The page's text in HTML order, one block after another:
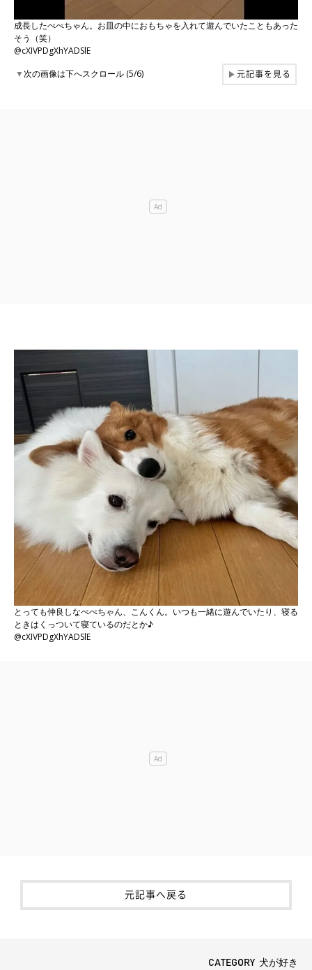
成長したぺぺちゃん。お皿の中におもちゃを入れて遊んでいたこともあった
そう（笑）
@cXIVPDgXhYADSlE
▼次の画像は下へスクロール (5/6) ▶元記事を見る
とっても仲良しなぺぺちゃん、こんくん。いつも一緒に遊んでいたり、寝る
ときはくっついて寝ているのだとか♪
@cXIVPDgXhYADSlE
元記事へ戻る
CATEGORY 犬が好き